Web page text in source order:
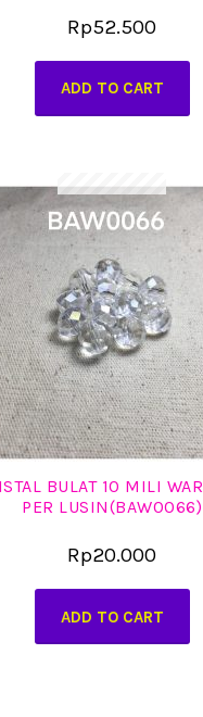
Rp52.500
ADD TO CART
BULAT 10 MILI
PER LUSIN(BAW0066)
Rp20.000
ADD TO CART